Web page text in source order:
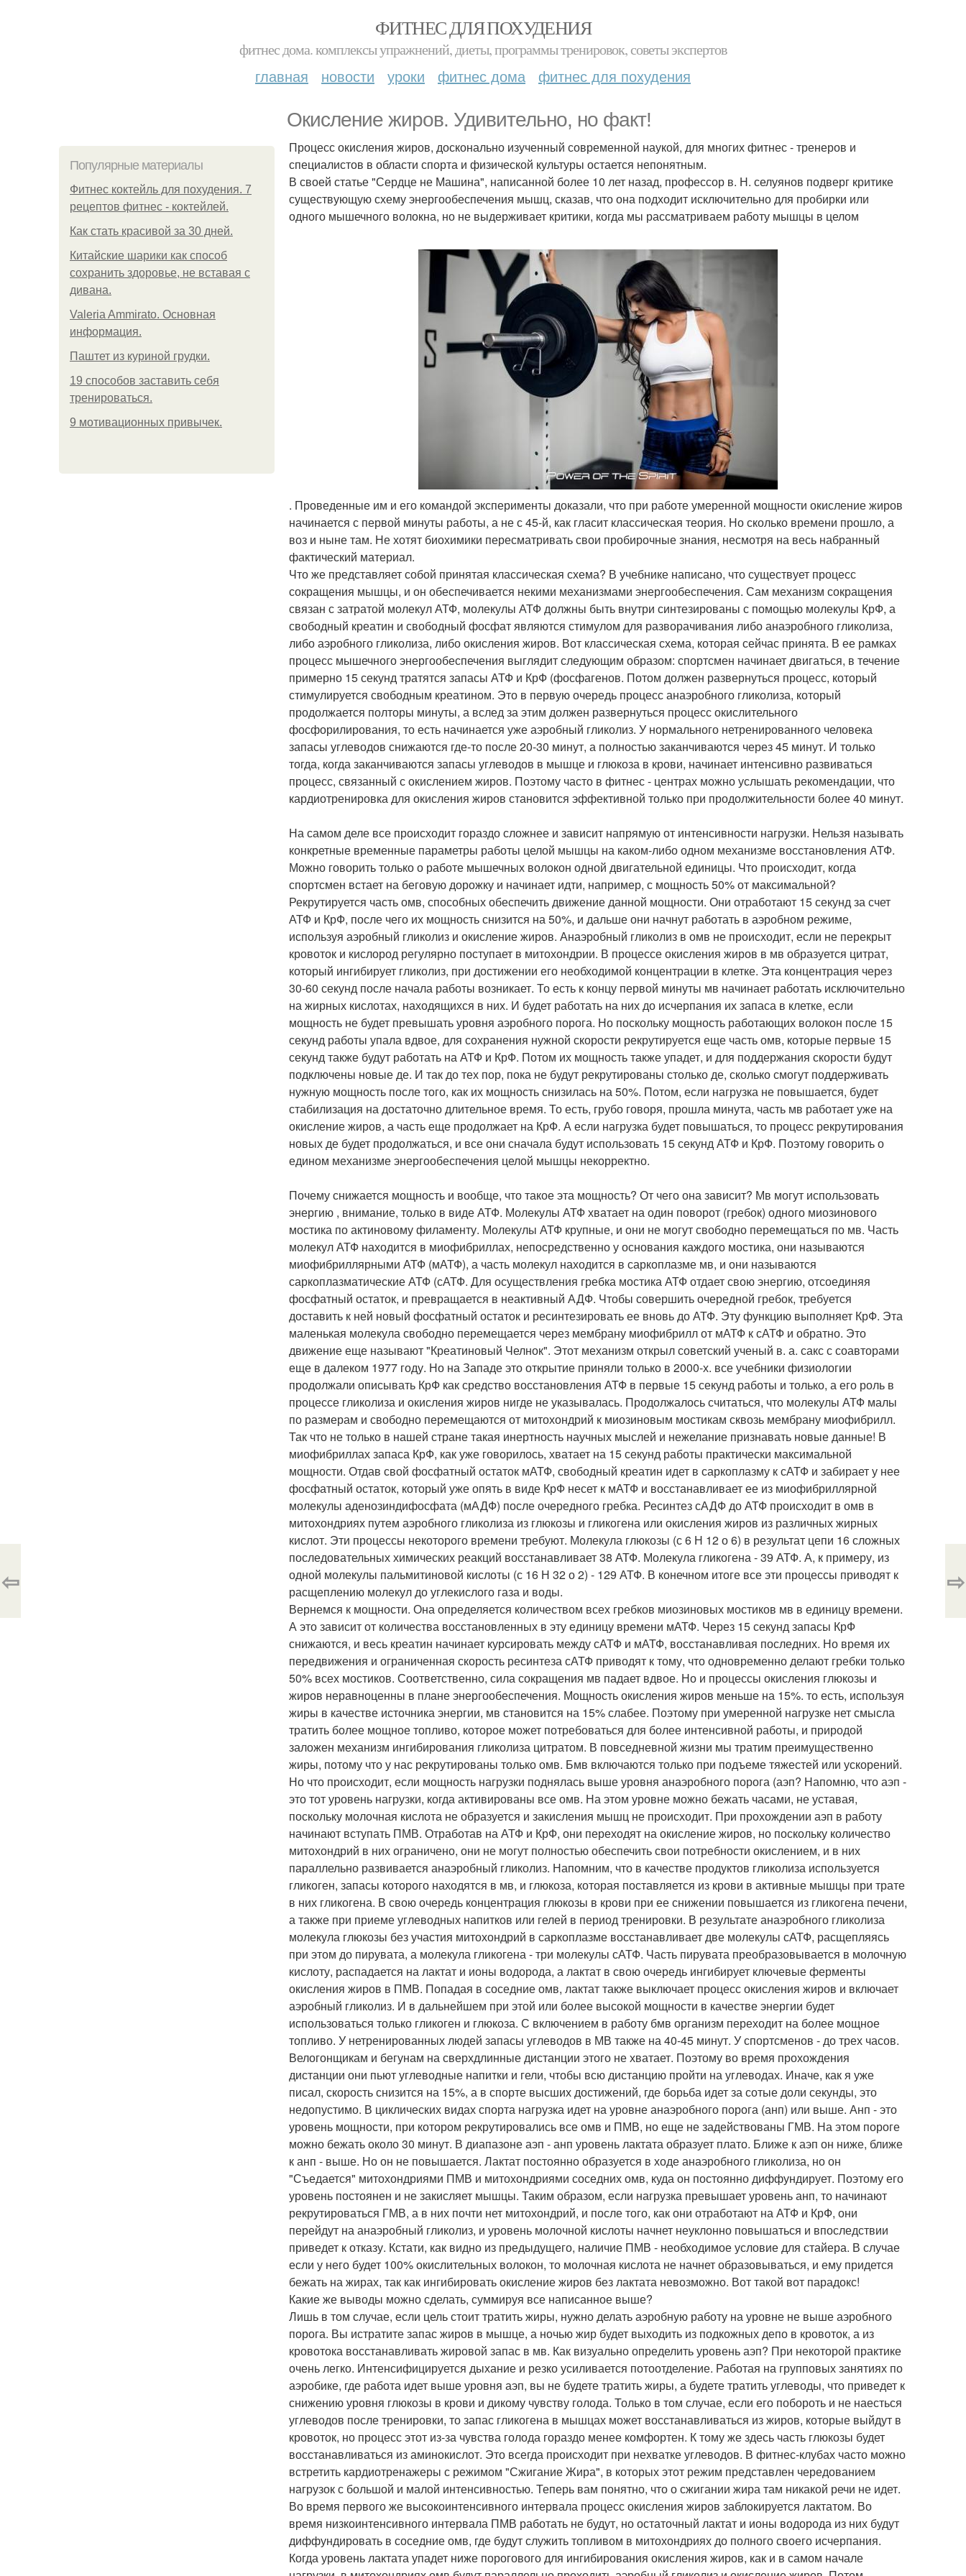
ФИТНЕС ДЛЯ ПОХУДЕНИЯ
фитнес дома. комплексы упражнений, диеты, программы тренировок, советы экспертов
главная новости уроки фитнес дома фитнес для похудения
Окисление жиров. Удивительно, но факт!
Популярные материалы
Фитнес коктейль для похудения. 7
рецептов фитнес - коктейлей.
Как стать красивой за 30 дней.
Китайские шарики как способ
сохранить здоровье, не вставая с
дивана.
Valeria Ammirato. Основная
информация.
Паштет из куриной грудки.
19 способов заставить себя
тренироваться.
9 мотивационных привычек.
Процесс окисления жиров, досконально изученный современной наукой, для многих фитнес - тренеров и
специалистов в области спорта и физической культуры остается непонятным.
В своей статье "Сердце не Машина", написанной более 10 лет назад, профессор в. Н. селуянов подверг критике
существующую схему энергообеспечения мышц, сказав, что она подходит исключительно для пробирки или
одного мышечного волокна, но не выдерживает критики, когда мы рассматриваем работу мышцы в целом
. Проведенные им и его командой эксперименты доказали, что при работе умеренной мощности окисление жиров
начинается с первой минуты работы, а не с 45-й, как гласит классическая теория. Но сколько времени прошло, а
воз и ныне там. Не хотят биохимики пересматривать свои пробирочные знания, несмотря на весь набранный
фактический материал.
Что же представляет собой принятая классическая схема? В учебнике написано, что существует процесс
сокращения мышцы, и он обеспечивается некими механизмами энергообеспечения. Сам механизм сокращения
связан с затратой молекул АТФ, молекулы АТФ должны быть внутри синтезированы с помощью молекулы КрФ, а
свободный креатин и свободный фосфат являются стимулом для разворачивания либо анаэробного гликолиза,
либо аэробного гликолиза, либо окисления жиров. Вот классическая схема, которая сейчас принята. В ее рамках
процесс мышечного энергообеспечения выглядит следующим образом: спортсмен начинает двигаться, в течение
примерно 15 секунд тратятся запасы АТФ и КрФ (фосфагенов. Потом должен развернуться процесс, который
стимулируется свободным креатином. Это в первую очередь процесс анаэробного гликолиза, который
продолжается полторы минуты, а вслед за этим должен развернуться процесс окислительного
фосфорилирования, то есть начинается уже аэробный гликолиз. У нормального нетренированного человека
запасы углеводов снижаются где-то после 20-30 минут, а полностью заканчиваются через 45 минут. И только
тогда, когда заканчиваются запасы углеводов в мышце и глюкоза в крови, начинает интенсивно развиваться
процесс, связанный с окислением жиров. Поэтому часто в фитнес - центрах можно услышать рекомендации, что
кардиотренировка для окисления жиров становится эффективной только при продолжительности более 40 минут.
На самом деле все происходит гораздо сложнее и зависит напрямую от интенсивности нагрузки. Нельзя называть
конкретные временные параметры работы целой мышцы на каком-либо одном механизме восстановления АТФ.
Можно говорить только о работе мышечных волокон одной двигательной единицы. Что происходит, когда
спортсмен встает на беговую дорожку и начинает идти, например, с мощность 50% от максимальной?
Рекрутируется часть омв, способных обеспечить движение данной мощности. Они отработают 15 секунд за счет
АТФ и КрФ, после чего их мощность снизится на 50%, и дальше они начнут работать в аэробном режиме,
используя аэробный гликолиз и окисление жиров. Анаэробный гликолиз в омв не происходит, если не перекрыт
кровоток и кислород регулярно поступает в митохондрии. В процессе окисления жиров в мв образуется цитрат,
который ингибирует гликолиз, при достижении его необходимой концентрации в клетке. Эта концентрация через
30-60 секунд после начала работы возникает. То есть к концу первой минуты мв начинает работать исключительно
на жирных кислотах, находящихся в них. И будет работать на них до исчерпания их запаса в клетке, если
мощность не будет превышать уровня аэробного порога. Но поскольку мощность работающих волокон после 15
секунд работы упала вдвое, для сохранения нужной скорости рекрутируется еще часть омв, которые первые 15
секунд также будут работать на АТФ и КрФ. Потом их мощность также упадет, и для поддержания скорости будут
подключены новые де. И так до тех пор, пока не будут рекрутированы столько де, сколько смогут поддерживать
нужную мощность после того, как их мощность снизилась на 50%. Потом, если нагрузка не повышается, будет
стабилизация на достаточно длительное время. То есть, грубо говоря, прошла минута, часть мв работает уже на
окисление жиров, а часть еще продолжает на КрФ. А если нагрузка будет повышаться, то процесс рекрутирования
новых де будет продолжаться, и все они сначала будут использовать 15 секунд АТФ и КрФ. Поэтому говорить о
едином механизме энергообеспечения целой мышцы некорректно.
Почему снижается мощность и вообще, что такое эта мощность? От чего она зависит? Мв могут использовать
энергию , внимание, только в виде АТФ. Молекулы АТФ хватает на один поворот (гребок) одного миозинового
мостика по актиновому филаменту. Молекулы АТФ крупные, и они не могут свободно перемещаться по мв. Часть
молекул АТФ находится в миофибриллах, непосредственно у основания каждого мостика, они называются
миофибриллярными АТФ (мАТФ), а часть молекул находится в саркоплазме мв, и они называются
саркоплазматические АТФ (сАТФ. Для осуществления гребка мостика АТФ отдает свою энергию, отсоединяя
фосфатный остаток, и превращается в неактивный АДФ. Чтобы совершить очередной гребок, требуется
доставить к ней новый фосфатный остаток и ресинтезировать ее вновь до АТФ. Эту функцию выполняет КрФ. Эта
маленькая молекула свободно перемещается через мембрану миофибрилл от мАТФ к сАТФ и обратно. Это
движение еще называют "Креатиновый Челнок". Этот механизм открыл советский ученый в. а. сакс с соавторами
еще в далеком 1977 году. Но на Западе это открытие приняли только в 2000-х. все учебники физиологии
продолжали описывать КрФ как средство восстановления АТФ в первые 15 секунд работы и только, а его роль в
процессе гликолиза и окисления жиров нигде не указывалась. Продолжалось считаться, что молекулы АТФ малы
по размерам и свободно перемещаются от митохондрий к миозиновым мостикам сквозь мембрану миофибрилл.
Так что не только в нашей стране такая инертность научных мыслей и нежелание признавать новые данные! В
миофибриллах запаса КрФ, как уже говорилось, хватает на 15 секунд работы практически максимальной
мощности. Отдав свой фосфатный остаток мАТФ, свободный креатин идет в саркоплазму к сАТФ и забирает у нее
фосфатный остаток, который уже опять в виде КрФ несет к мАТФ и восстанавливает ее из миофибриллярной
молекулы аденозиндифосфата (мАДФ) после очередного гребка. Ресинтез сАДФ до АТФ происходит в омв в
митохондриях путем аэробного гликолиза из глюкозы и гликогена или окисления жиров из различных жирных
кислот. Эти процессы некоторого времени требуют. Молекула глюкозы (с 6 Н 12 о 6) в результат цепи 16 сложных
последовательных химических реакций восстанавливает 38 АТФ. Молекула гликогена - 39 АТФ. А, к примеру, из
одной молекулы пальмитиновой кислоты (с 16 Н 32 о 2) - 129 АТФ. В конечном итоге все эти процессы приводят к
расщеплению молекул до углекислого газа и воды.
Вернемся к мощности. Она определяется количеством всех гребков миозиновых мостиков мв в единицу времени.
А это зависит от количества восстановленных в эту единицу времени мАТФ. Через 15 секунд запасы КрФ
снижаются, и весь креатин начинает курсировать между сАТФ и мАТФ, восстанавливая последних. Но время их
передвижения и ограниченная скорость ресинтеза сАТФ приводят к тому, что одновременно делают гребки только
50% всех мостиков. Соответственно, сила сокращения мв падает вдвое. Но и процессы окисления глюкозы и
жиров неравноценны в плане энергообеспечения. Мощность окисления жиров меньше на 15%. то есть, используя
жиры в качестве источника энергии, мв становится на 15% слабее. Поэтому при умеренной нагрузке нет смысла
тратить более мощное топливо, которое может потребоваться для более интенсивной работы, и природой
заложен механизм ингибирования гликолиза цитратом. В повседневной жизни мы тратим преимущественно
жиры, потому что у нас рекрутированы только омв. Бмв включаются только при подъеме тяжестей или ускорений.
Но что происходит, если мощность нагрузки поднялась выше уровня анаэробного порога (аэп? Напомню, что аэп -
это тот уровень нагрузки, когда активированы все омв. На этом уровне можно бежать часами, не уставая,
поскольку молочная кислота не образуется и закисления мышц не происходит. При прохождении аэп в работу
начинают вступать ПМВ. Отработав на АТФ и КрФ, они переходят на окисление жиров, но поскольку количество
митохондрий в них ограничено, они не могут полностью обеспечить свои потребности окислением, и в них
параллельно развивается анаэробный гликолиз. Напомним, что в качестве продуктов гликолиза используется
гликоген, запасы которого находятся в мв, и глюкоза, которая поставляется из крови в активные мышцы при трате
в них гликогена. В свою очередь концентрация глюкозы в крови при ее снижении повышается из гликогена печени,
а также при приеме углеводных напитков или гелей в период тренировки. В результате анаэробного гликолиза
молекула глюкозы без участия митохондрий в саркоплазме восстанавливает две молекулы сАТФ, расщепляясь
при этом до пирувата, а молекула гликогена - три молекулы сАТФ. Часть пирувата преобразовывается в молочную
кислоту, распадается на лактат и ионы водорода, а лактат в свою очередь ингибирует ключевые ферменты
окисления жиров в ПМВ. Попадая в соседние омв, лактат также выключает процесс окисления жиров и включает
аэробный гликолиз. И в дальнейшем при этой или более высокой мощности в качестве энергии будет
использоваться только гликоген и глюкоза. С включением в работу бмв организм переходит на более мощное
топливо. У нетренированных людей запасы углеводов в МВ также на 40-45 минут. У спортсменов - до трех часов.
Велогонщикам и бегунам на сверхдлинные дистанции этого не хватает. Поэтому во время прохождения
дистанции они пьют углеводные напитки и гели, чтобы всю дистанцию пройти на углеводах. Иначе, как я уже
писал, скорость снизится на 15%, а в спорте высших достижений, где борьба идет за сотые доли секунды, это
недопустимо. В циклических видах спорта нагрузка идет на уровне анаэробного порога (анп) или выше. Анп - это
уровень мощности, при котором рекрутировались все омв и ПМВ, но еще не задействованы ГМВ. На этом пороге
можно бежать около 30 минут. В диапазоне аэп - анп уровень лактата образует плато. Ближе к аэп он ниже, ближе
к анп - выше. Но он не повышается. Лактат постоянно образуется в ходе анаэробного гликолиза, но он
"Съедается" митохондриями ПМВ и митохондриями соседних омв, куда он постоянно диффундирует. Поэтому его
уровень постоянен и не закисляет мышцы. Таким образом, если нагрузка превышает уровень анп, то начинают
рекрутироваться ГМВ, а в них почти нет митохондрий, и после того, как они отработают на АТФ и КрФ, они
перейдут на анаэробный гликолиз, и уровень молочной кислоты начнет неуклонно повышаться и впоследствии
приведет к отказу. Кстати, как видно из предыдущего, наличие ПМВ - необходимое условие для стайера. В случае
если у него будет 100% окислительных волокон, то молочная кислота не начнет образовываться, и ему придется
бежать на жирах, так как ингибировать окисление жиров без лактата невозможно. Вот такой вот парадокс!
Какие же выводы можно сделать, суммируя все написанное выше?
Лишь в том случае, если цель стоит тратить жиры, нужно делать аэробную работу на уровне не выше аэробного
порога. Вы истратите запас жиров в мышце, а ночью жир будет выходить из подкожных депо в кровоток, а из
кровотока восстанавливать жировой запас в мв. Как визуально определить уровень аэп? При некоторой практике
очень легко. Интенсифицируется дыхание и резко усиливается потоотделение. Работая на групповых занятиях по
аэробике, где работа идет выше уровня аэп, вы не будете тратить жиры, а будете тратить углеводы, что приведет к
снижению уровня глюкозы в крови и дикому чувству голода. Только в том случае, если его побороть и не наесться
углеводов после тренировки, то запас гликогена в мышцах может восстанавливаться из жиров, которые выйдут в
кровоток, но процесс этот из-за чувства голода гораздо менее комфортен. К тому же здесь часть глюкозы будет
восстанавливаться из аминокислот. Это всегда происходит при нехватке углеводов. В фитнес-клубах часто можно
встретить кардиотренажеры с режимом "Сжигание Жира", в которых этот режим представлен чередованием
нагрузок с большой и малой интенсивностью. Теперь вам понятно, что о сжигании жира там никакой речи не идет.
Во время первого же высокоинтенсивного интервала процесс окисления жиров заблокируется лактатом. Во
время низкоинтенсивного интервала ПМВ работать не будут, но остаточный лактат и ионы водорода из них будут
диффундировать в соседние омв, где будут служить топливом в митохондриях до полного своего исчерпания.
Когда уровень лактата упадет ниже порогового для ингибирования окисления жиров, как и в самом начале
⇦ ⇨